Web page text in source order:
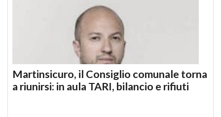
Martinsicuro, il Consiglio comunale torna
a riunirsi: in aula TARI, bilancio e rifiuti